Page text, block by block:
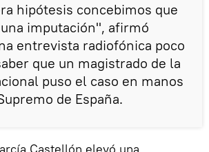
hipótesis concebimos que
imputación", afirmó
entrevista radiofónica poco
que un magistrado de la
puso el caso en manos
de España.